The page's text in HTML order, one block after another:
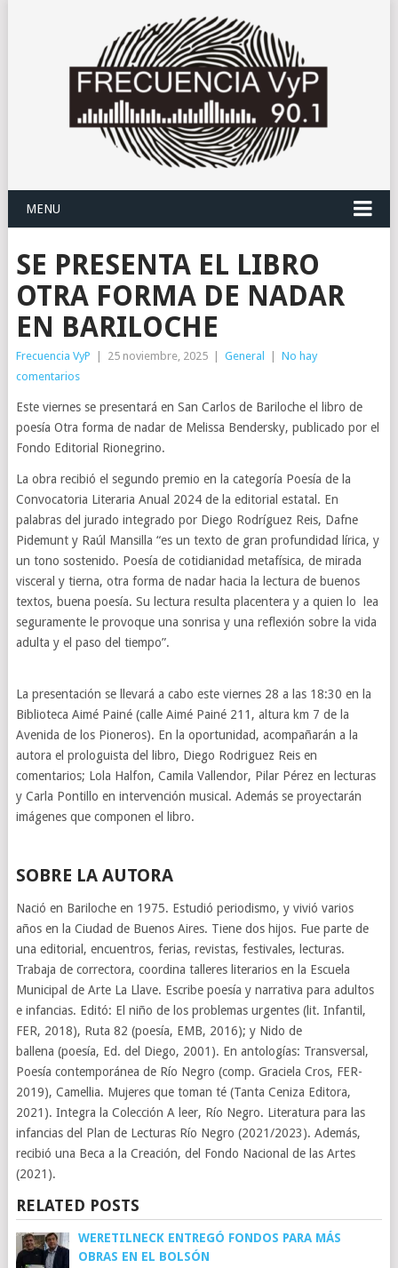
MENU
SE PRESENTA EL LIBRO
OTRA FORMA DE NADAR
EN BARILOCHE
Frecuencia VyP 25 noviembre, 2025 General
No hay
comentarios
Este viernes se presentará en San Carlos de Bariloche el libro de
poesía Otra forma de nadar de Melissa Bendersky, publicado por el
Fondo Editorial Rionegrino.
La obra recibió el segundo premio en la categoría Poesía de la
Convocatoria Literaria Anual 2024 de la editorial estatal. En
palabras del jurado integrado por Diego Rodríguez Reis, Dafne
Pidemunt y Raúl Mansilla “es un texto de gran profundidad lírica, y
un tono sostenido. Poesía de cotidianidad metafísica, de mirada
visceral y tierna, otra forma de nadar hacia la lectura de buenos
textos, buena poesía. Su lectura resulta placentera y a quien lo lea
seguramente le provoque una sonrisa y una reflexión sobre la vida
adulta y el paso del tiempo”.
La presentación se llevará a cabo este viernes 28 a las 18:30 en la
Biblioteca Aimé Painé (calle Aimé Painé 211, altura km 7 de la
Avenida de los Pioneros). En la oportunidad, acompañarán a la
autora el prologuista del libro, Diego Rodriguez Reis en
comentarios; Lola Halfon, Camila Vallendor, Pilar Pérez en lecturas
y Carla Pontillo en intervención musical. Además se proyectarán
imágenes que componen el libro.
SOBRE LA AUTORA
Nació en Bariloche en 1975. Estudió periodismo, y vivió varios
años en la Ciudad de Buenos Aires. Tiene dos hijos. Fue parte de
una editorial, encuentros, ferias, revistas, festivales, lecturas.
Trabaja de correctora, coordina talleres literarios en la Escuela
Municipal de Arte La Llave. Escribe poesía y narrativa para adultos
e infancias. Editó: El niño de los problemas urgentes (lit. Infantil,
FER, 2018), Ruta 82 (poesía, EMB, 2016); y Nido de
ballena (poesía, Ed. del Diego, 2001). En antologías: Transversal,
Poesía contemporánea de Río Negro (comp. Graciela Cros, FER-
2019), Camellia. Mujeres que toman té (Tanta Ceniza Editora,
2021). Integra la Colección A leer, Río Negro. Literatura para las
infancias del Plan de Lecturas Río Negro (2021/2023). Además,
recibió una Beca a la Creación, del Fondo Nacional de las Artes
(2021).
RELATED POSTS
WERETILNECK ENTREGÓ FONDOS PARA MÁS
OBRAS EN EL BOLSÓN